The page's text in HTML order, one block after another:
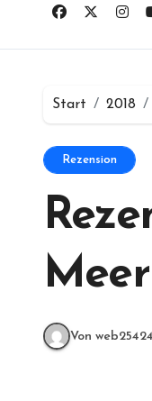
Start 2018
Rezension
Von